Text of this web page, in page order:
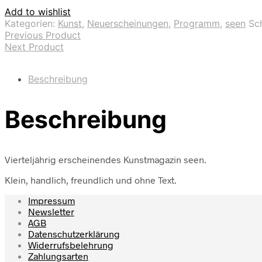
Add to wishlist
Kategorien: Kunst, Neuerscheinungen, Programm, seen
Previous Product
Next Product
Beschreibung
Beschreibung
Vierteljährig erscheinendes Kunstmagazin seen.
Klein, handlich, freundlich und ohne Text.
Impressum
Newsletter
AGB
Datenschutzerklärung
Widerrufsbelehrung
Zahlungsarten